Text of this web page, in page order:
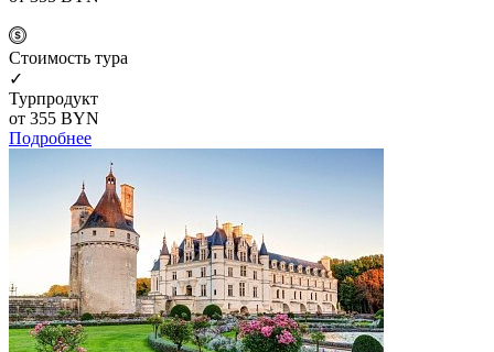
Cтоимость тура
✓
Турпродукт
от 355 BYN
Подробнее